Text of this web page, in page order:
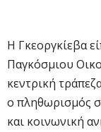
Η Γκεοργκίεβα
Παγκόσμιου
κεντρική
ο πληθωρισμός
και κοινωνική